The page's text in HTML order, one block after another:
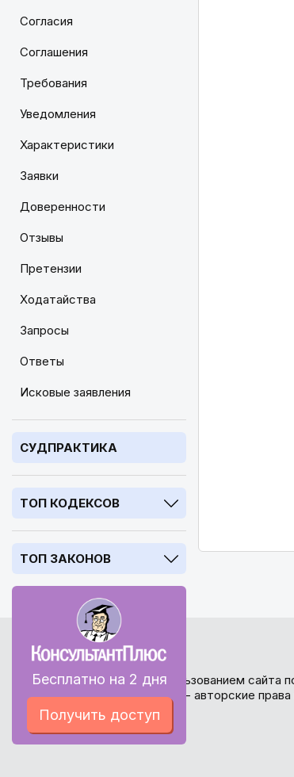
Согласия
Соглашения
Требования
Уведомления
Характеристики
Заявки
Доверенности
Отзывы
Претензии
Ходатайства
Запросы
Ответы
Исковые заявления
СУДПРАКТИКА
ТОП КОДЕКСОВ
ТОП ЗАКОНОВ
Бесплатно на 2 дня
Получить доступ
Перед использованием сайта
внимание - авторские